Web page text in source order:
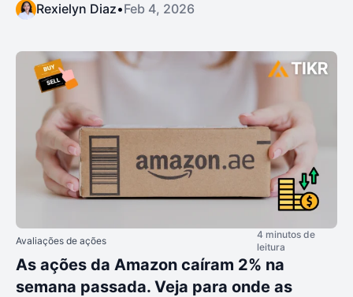
Rexielyn Diaz•Feb 4, 2026
Avaliações de ações
4 minutos de
leitura
As ações da Amazon caíram 2% na
semana passada. Veja para onde as